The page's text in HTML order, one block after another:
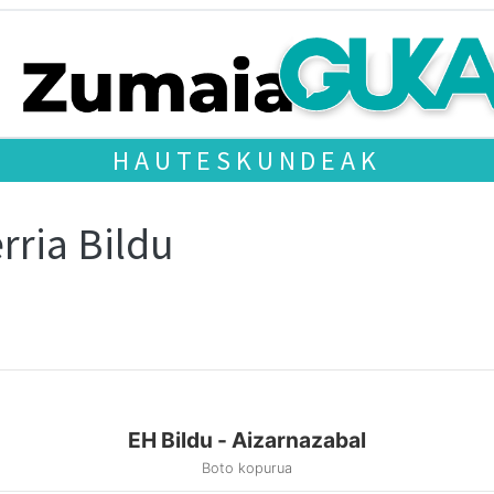
HAUTESKUNDEAK
Bildu
EH Bildu - Aizarnazabal
Boto kopurua